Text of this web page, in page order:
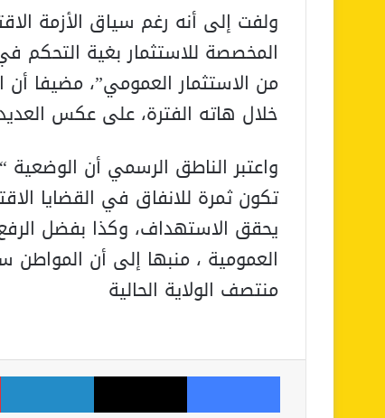
ولفت إلى أنه رغم سياق الأزمة
المخصصة للاستثمار بغية التحكم
من الاستثمار العمومي”، مضيفا أن
خلال هاته الفترة، على عكس
واعتبر الناطق الرسمي أن الوضعية
تكون ثمرة للانفاق في القضايا
يحقق الاستهداف، وكذا بفضل
العمومية ، منبها إلى أن
منتصف الولاية الحالية
فيسبوك ‫X